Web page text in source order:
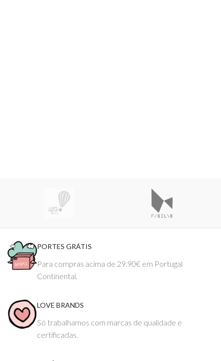
PORTES GRÁTIS
Para compras acima de 29.90€ em Portugal
Continental.
LOVE BRANDS
Só trabalhamos com marcas de qualidade e
certificadas.